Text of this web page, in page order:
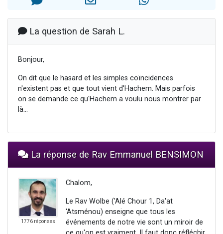
La question de Sarah L.
Bonjour,
On dit que le hasard et les simples coïncidences
n'existent pas et que tout vient d'Hachem. Mais parfois
on se demande ce qu'Hachem a voulu nous montrer par
là...
La réponse de Rav Emmanuel BENSIMON
1776 réponses
Chalom,
Le Rav Wolbe ('Alé Chour 1, Da'at
'Atsménou) enseigne que tous les
événements de notre vie sont un miroir de